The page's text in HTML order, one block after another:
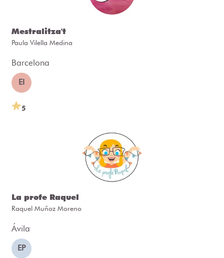
Mestralitza't
Paula Vilella Medina
Barcelona
EI
5
La profe Raquel
Raquel Muñoz Moreno
Ávila
EP